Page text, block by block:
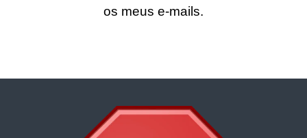
os meus e-mails.